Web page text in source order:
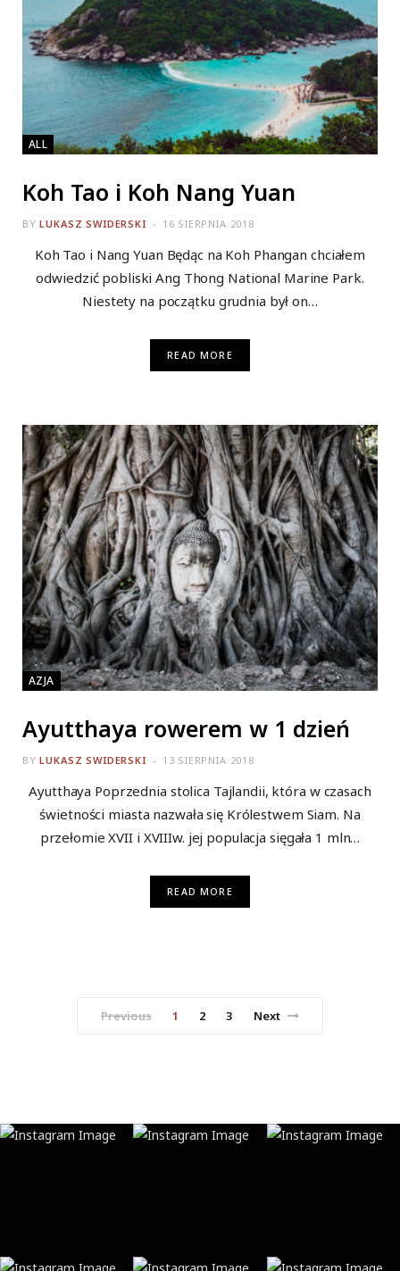
ALL
Koh Tao i Koh Nang Yuan
BY LUKASZ SWIDERSKI 16 SIERPNIA 2018
Koh Tao i Nang Yuan Będąc na Koh Phangan chciałem
odwiedzić pobliski Ang Thong National Marine Park.
Niestety na początku grudnia był on…
READ MORE
AZJA
Ayutthaya rowerem w 1 dzień
BY LUKASZ SWIDERSKI 13 SIERPNIA 2018
Ayutthaya Poprzednia stolica Tajlandii, która w czasach
świetności miasta nazwała się Królestwem Siam. Na
przełomie XVII i XVIIIw. jej populacja sięgała 1 mln…
READ MORE
Previous 1 2 3 Next